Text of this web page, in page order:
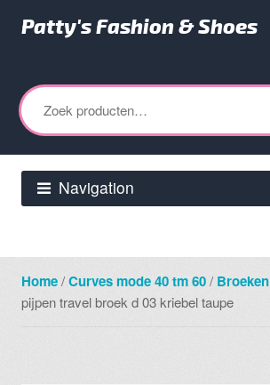
naar
navigatie
naar
de
inhoud
Patty's Fashion & Shoes
Zoeken
naar:
Navigation
Home/Curves mode 40 tm 60/ Broeken
pijpen travel broek d 03 kriebel taupe